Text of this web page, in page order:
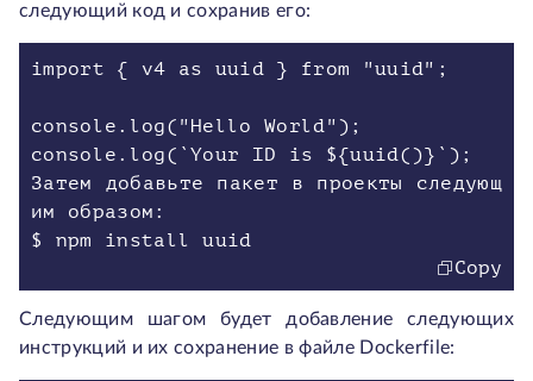
следующий код и сохранив его:
import { v4 as uuid } from "uuid";
console.log("Hello World");
console.log(`Your ID is ${uuid()}`);
Затем добавьте пакет в проекты следующ
им образом:
$ npm install uuid
Copy
Следующим шагом будет добавление следующих
инструкций и их сохранение в файле Dockerfile: